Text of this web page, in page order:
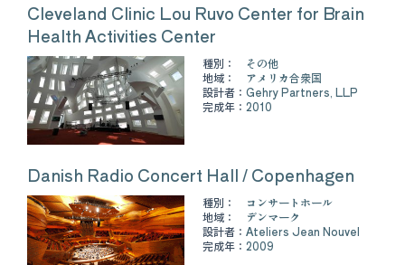
Cleveland Clinic Lou Ruvo Center for Brain
Health Activities Center
種別：
その他
地域：
アメリカ合衆国
設計者： Gehry Partners, LLP
完成年： 2010
Danish Radio Concert Hall / Copenhagen
種別：
コンサートホール
地域：
デンマーク
設計者： Ateliers Jean Nouvel
完成年： 2009